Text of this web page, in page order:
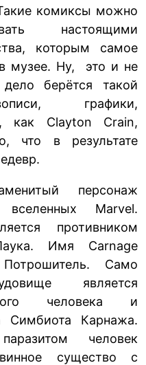
комиксы можно
настоящими
которым самое
музее. Ну, это и не
берётся такой
графики,
как Clayton Crain,
что в результате
персонаж
Marvel.
противником
Имя Carnage
Само
является
человека и
Симбиота Карнажа.
человек
существо с